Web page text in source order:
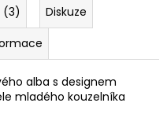
(3)
Diskuze
alba s designem
mladého kouzelníka